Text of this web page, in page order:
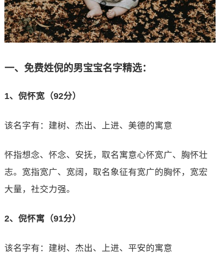
一、免费姓倪的男宝宝名字精选：
1、倪怀宽（92分）
该名字有：建树、杰出、上进、美德的寓意
怀指想念、怀念、安抚，取名寓意心怀宽广、胸怀壮
志。宽指宽广、宽阔，取名象征有宽广的胸怀，宽宏
大量，社交力强。
2、倪怀寓（91分）
该名字有：建树、杰出、上进、平安的寓意